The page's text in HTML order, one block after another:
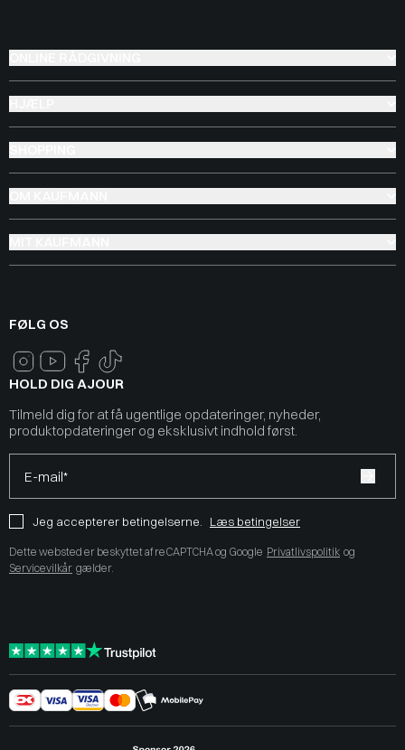
FØLG OS
HOLD DIG AJOUR
Tilmeld dig for at få ugentlige opdateringer, nyheder,
produktopdateringer og eksklusivt indhold først.
E-mail*
Jeg accepterer betingelserne. Læs betingelser
Dette websted er beskyttet af reCAPTCHA og Google Privatlivspolitik og
Servicevilkår gælder.